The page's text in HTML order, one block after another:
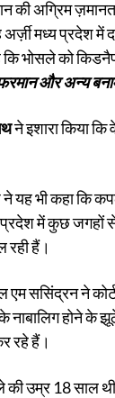
की अग्रिम
अर्ज़ी मध्य प्रदेश
भोसले को
और अन्य
ने इशारा किया
यह भी कहा कि
प्रदेश में कुछ जगहों
रही हैं।
ससिंद्रन ने
होने के झूठे
रहे हैं।
उम्र 18 साल